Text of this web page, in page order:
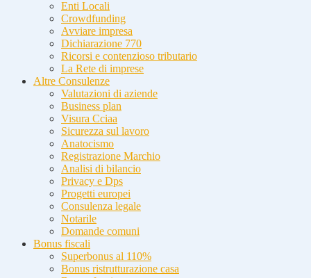
Enti Locali
Crowdfunding
Avviare impresa
Dichiarazione 770
Ricorsi e contenzioso tributario
La Rete di imprese
Altre Consulenze
Valutazioni di aziende
Business plan
Visura Cciaa
Sicurezza sul lavoro
Anatocismo
Registrazione Marchio
Analisi di bilancio
Privacy e Dps
Progetti europei
Consulenza legale
Notarile
Domande comuni
Bonus fiscali
Superbonus al 110%
Bonus ristrutturazione casa